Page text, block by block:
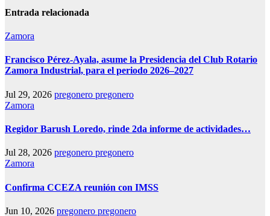
Entrada relacionada
Zamora
Francisco Pérez-Ayala, asume la Presidencia del Club Rotario
Zamora Industrial, para el periodo 2026–2027
Jul 29, 2026 pregonero pregonero
Zamora
Regidor Barush Loredo, rinde 2da informe de actividades…
Jul 28, 2026 pregonero pregonero
Zamora
Confirma CCEZA reunión con IMSS
Jun 10, 2026 pregonero pregonero